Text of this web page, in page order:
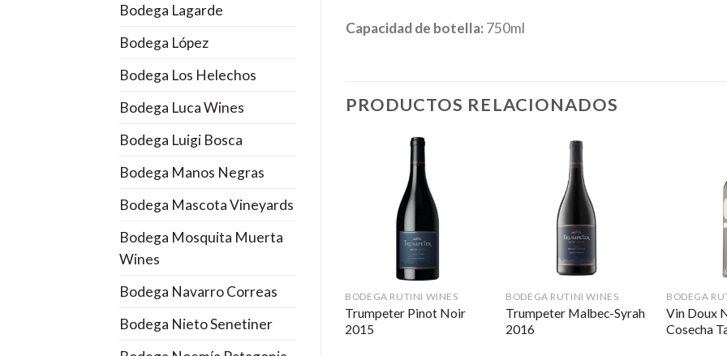
Bodega Lagarde
Bodega López
Bodega Los Helechos
Bodega Luca Wines
Bodega Luigi Bosca
Bodega Manos Negras
Bodega Mascota Vineyards
Bodega Mosquita Muerta
Wines
Bodega Navarro Correas
Bodega Nieto Senetiner
Capacidad de botella:750ml
PRODUCTOS RELACIONADOS
BODEGA RUTINI WINES
Trumpeter Pinot Noir
2015
BODEGA RUTINI WINES
Trumpeter Malbec-Syrah
2016
BODEGA
Vin Doux
Cosecha
BODEGA RUTINI WINES BODEGA RUTINI WINES
Sauvignon 2013